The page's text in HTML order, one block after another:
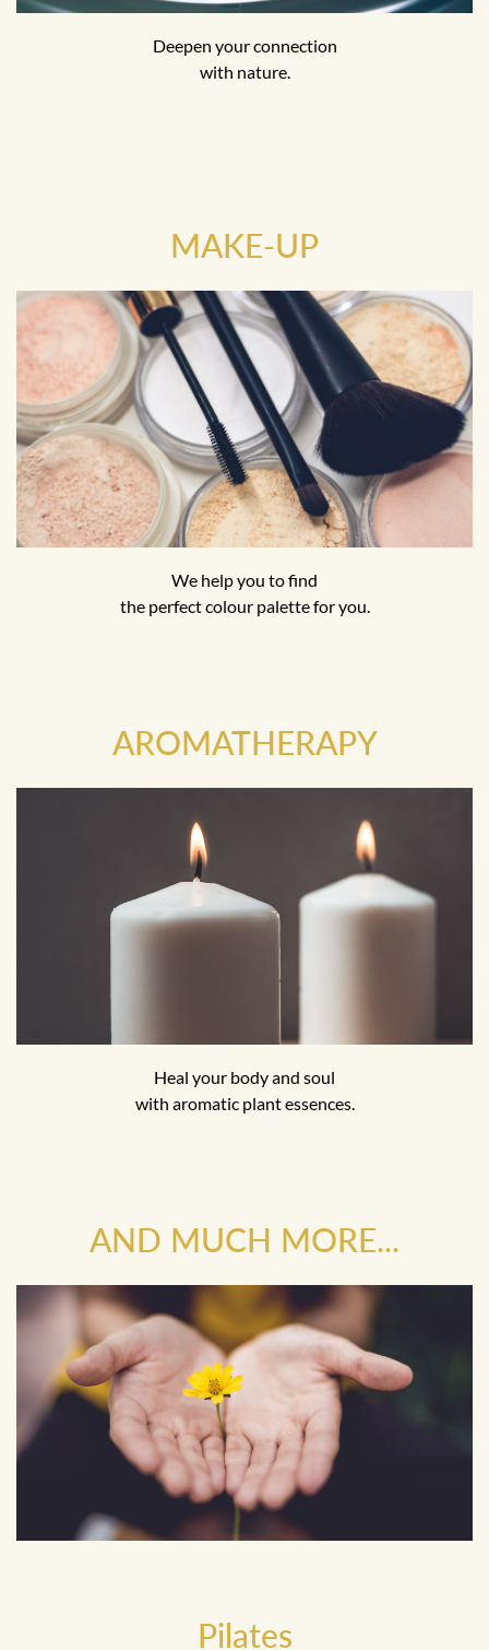
Deepen your connection
with nature.
MAKE-UP
We help you to find
the perfect colour palette for you.
AROMATHERAPY
Heal your body and soul
with aromatic plant essences.
AND MUCH MORE...
Pilates